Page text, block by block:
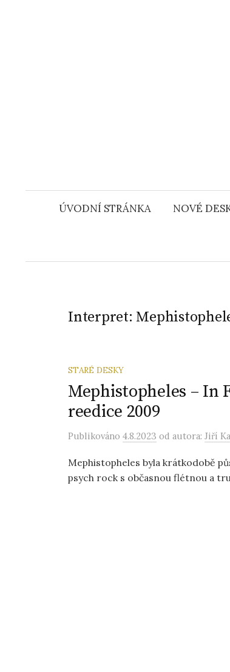
ÚVODNÍ STRÁNKA NOVÉ
Interpret:
STARÉ DESKY
Mephistopheles – In
reedice 2009
Publikováno 4.8.2023 od autora: Jiří
Mephistopheles byla krátkodobě
psych rock s občasnou flétnou a